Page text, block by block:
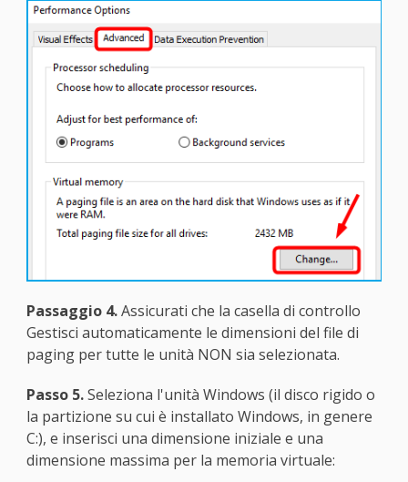
Passaggio 4.Assicurati che la casella di controllo
Gestisci automaticamente le dimensioni del file di
paging per tutte le unità NON sia selezionata.
Passo 5.Seleziona l'unità Windows (il disco rigido o
la partizione su cui è installato Windows, in genere
C:), e inserisci una dimensione iniziale e una
dimensione massima per la memoria virtuale: